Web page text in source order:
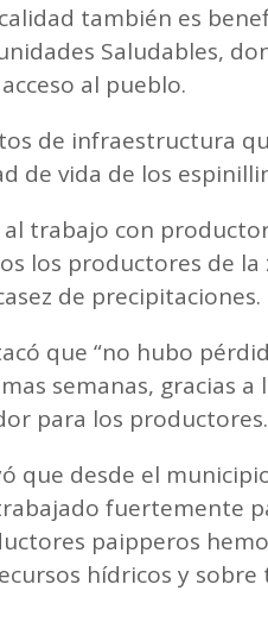
también es
Saludables,
al pueblo.
de infraestructura
de vida de los
trabajo con
los productores de
de precipitaciones.
que “no hubo
semanas, gracias a
para los productores.
que desde el
fuertemente
paipperos
hídricos y sobre